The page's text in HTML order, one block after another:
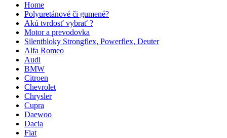
Home
Polyuretánové či gumené?
Akú tvrdosť vybrať ?
Motor a prevodovka
Silentbloky Strongflex, Powerflex, Deuter
Alfa Romeo
Audi
BMW
Citroen
Chevrolet
Chrysler
Cupra
Daewoo
Dacia
Fiat